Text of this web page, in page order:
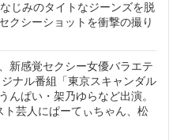
じみのタイトなジーンズを脱
クシーショットを衝撃の撮り
新感覚セクシー女優バラエテ
ナル番組「東京スキャンダル
んぱい・架乃ゆらなど出演。
ト芸人にぱーてぃちゃん、松